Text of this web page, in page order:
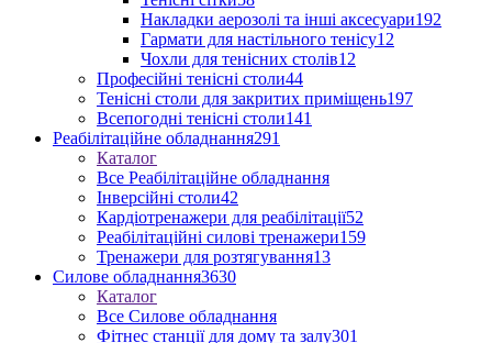
Накладки аерозолі та інші аксесуари192
Гармати для настільного тенісу12
Чохли для тенісних столів12
Професійні тенісні столи44
Тенісні столи для закритих приміщень197
Всепогодні тенісні столи141
Реабілітаційне обладнання291
Каталог
Все Реабілітаційне обладнання
Інверсійні столи42
Кардіотренажери для реабілітації52
Реабілітаційні силові тренажери159
Тренажери для розтягування13
Силове обладнання3630
Каталог
Все Силове обладнання
Фітнес станції для дому та залу301